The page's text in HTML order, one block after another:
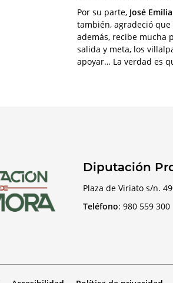
Por su parte, José
también, agradeció que
además, recibe mucha
salida y meta, los
apoyar… La verdad es
Diputación
Plaza de Viriato s/n.
Teléfono: 980 559 300